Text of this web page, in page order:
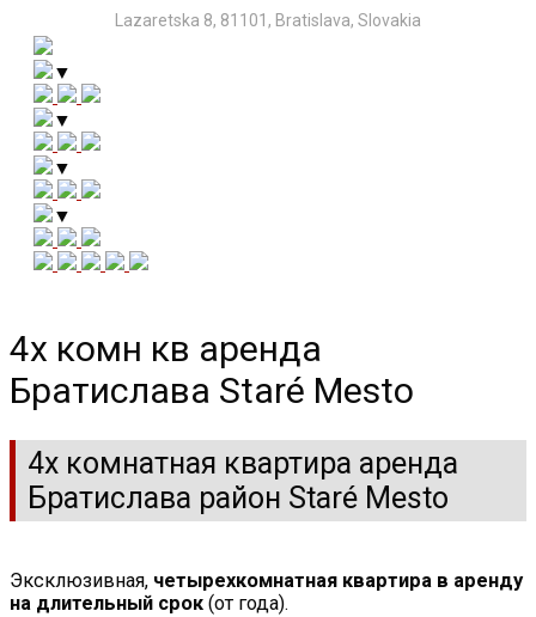
Lazaretska 8, 81101, Bratislava, Slovakia
▼
▼
▼
▼
4х комн кв аренда
Братислава Staré Mesto
4х комнатная квартира аренда
Братислава район Staré Mesto
Эксклюзивная, четырехкомнатная квартира в аренду
на длительный срок (от года).